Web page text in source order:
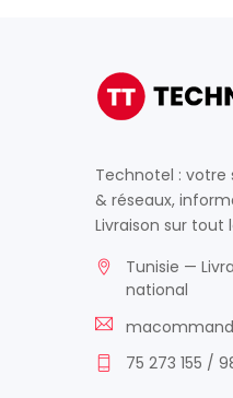
Technotel : votre
& réseaux,
Livraison sur tout
Tunisie —
national
75 273 155 /